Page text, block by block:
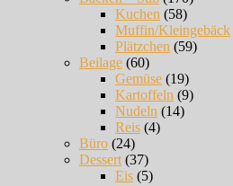
Kuchen (58)
Muffin/Kleingebäck
Plätzchen (59)
Beilage (60)
Gemüse (19)
Kartoffeln (9)
Nudeln (14)
Reis (4)
Büro (24)
Dessert (37)
Eis (5)